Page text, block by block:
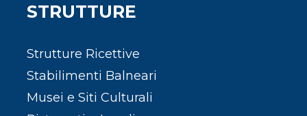
STRUTTURE
Strutture Ricettive
Stabilimenti Balneari
Musei e Siti Culturali